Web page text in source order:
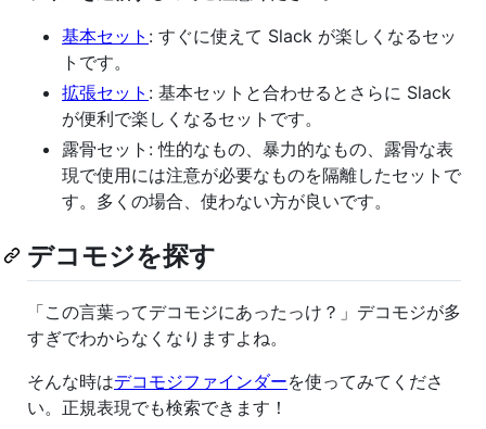
基本セット : すぐに使えて Slack が楽しくなるセッ
トです。
拡張セット : 基本セットと合わせるとさらに Slack
が便利で楽しくなるセットです。
露骨セット: 性的なもの、暴力的なもの、露骨な表
現で使用には注意が必要なものを隔離したセットで
す。多くの場合、使わない方が良いです。
デコモジを探す
「この言葉ってデコモジにあったっけ？」デコモジが多
すぎでわからなくなりますよね。
そんな時はデコモジファインダーを使ってみてくださ
い。正規表現でも検索できます！